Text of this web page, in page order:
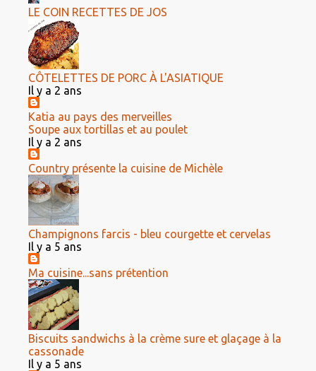
LE COIN RECETTES DE JOS
CÔTELETTES DE PORC À L'ASIATIQUE
Il y a 2 ans
Katia au pays des merveilles
Soupe aux tortillas et au poulet
Il y a 2 ans
Country présente la cuisine de Michèle
Champignons farcis - bleu courgette et cervelas
Il y a 5 ans
Ma cuisine...sans prétention
Biscuits sandwichs à la crème sure et glaçage à la
cassonade
Il y a 5 ans